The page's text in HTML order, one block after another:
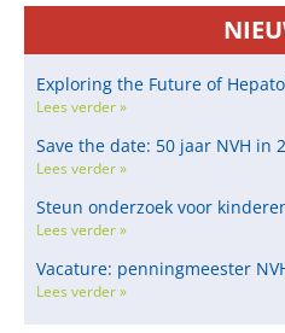
Exploring the Future of
Lees verder »
Save the date: 50 jaar NVH in
Lees verder »
Steun onderzoek voor
Lees verder »
Vacature: penningmeester
Lees verder »